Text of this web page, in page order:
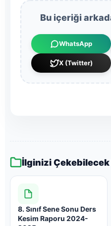
Bu içeriği
WhatsApp
X (Twitter)
İlginizi
8. Sınıf Sene Sonu Ders
Kesim Raporu 2024-